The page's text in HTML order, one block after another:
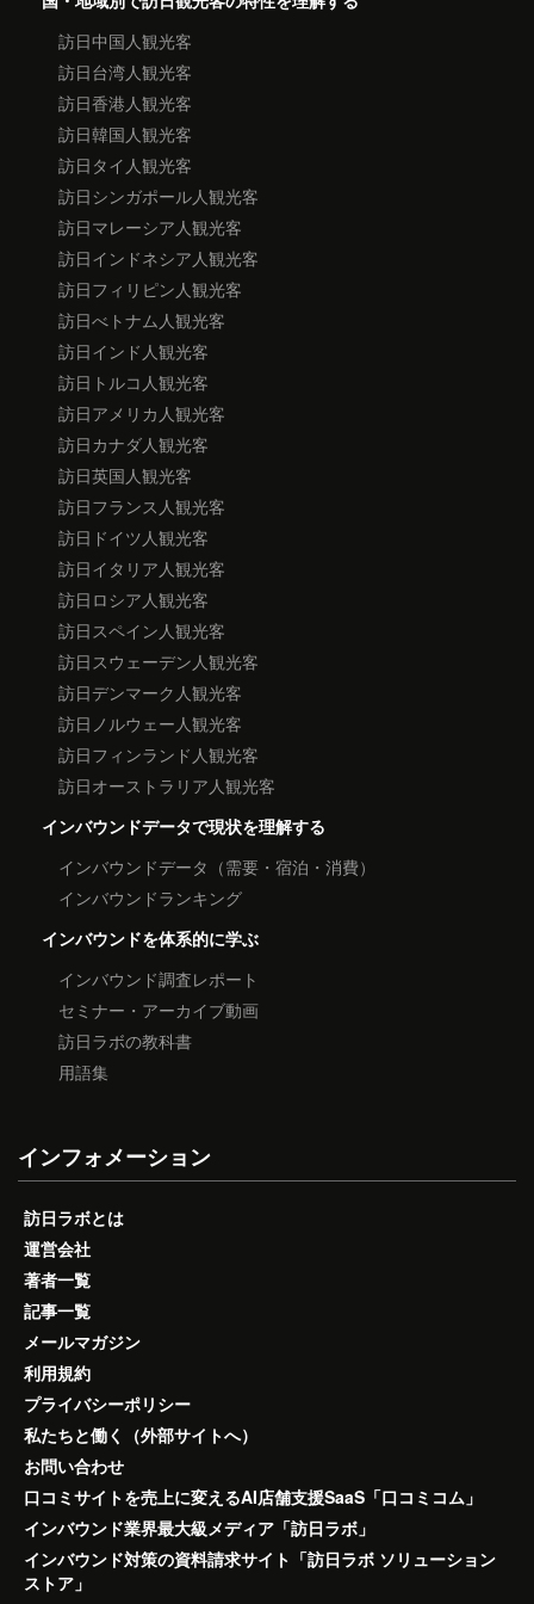
訪日中国人観光客
訪日台湾人観光客
訪日香港人観光客
訪日韓国人観光客
訪日タイ人観光客
訪日シンガポール人観光客
訪日マレーシア人観光客
訪日インドネシア人観光客
訪日フィリピン人観光客
訪日べトナム人観光客
訪日インド人観光客
訪日トルコ人観光客
訪日アメリカ人観光客
訪日カナダ人観光客
訪日英国人観光客
訪日フランス人観光客
訪日ドイツ人観光客
訪日イタリア人観光客
訪日ロシア人観光客
訪日スペイン人観光客
訪日スウェーデン人観光客
訪日デンマーク人観光客
訪日ノルウェー人観光客
訪日フィンランド人観光客
訪日オーストラリア人観光客
インバウンドデータで現状を理解する
インバウンドデータ（需要・宿泊・消費）
インバウンドランキング
インバウンドを体系的に学ぶ
インバウンド調査レポート
セミナー・アーカイブ動画
訪日ラボの教科書
用語集
インフォメーション
訪日ラボとは
運営会社
著者一覧
記事一覧
メールマガジン
利用規約
プライバシーポリシー
私たちと働く（外部サイトへ）
お問い合わせ
口コミサイトを売上に変えるAI店舗支援SaaS「口コミコム」
インバウンド業界最大級メディア「訪日ラボ」
インバウンド対策の資料請求サイト「訪日ラボ ソリューション
ストア」